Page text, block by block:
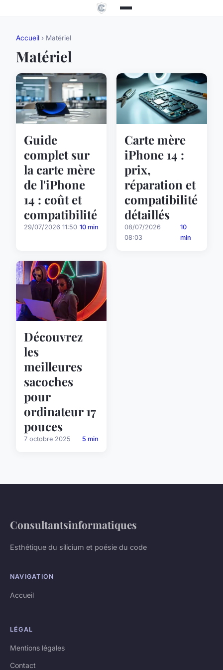
Accueil › Matériel
Matériel
Guide
complet sur
la carte mère
de l'iPhone
14 : coût et
compatibilité
29/07/2026 11:50 10 min
Carte mère
iPhone 14 :
prix,
réparation et
compatibilité
détaillés
08/07/2026
08:03
10
min
Découvrez
les
meilleures
sacoches
pour
ordinateur 17
pouces
7 octobre 2025 5 min
Consultantsinformatiques
Esthétique du silicium et poésie du code
NAVIGATION
Accueil
LÉGAL
Mentions légales
Contact